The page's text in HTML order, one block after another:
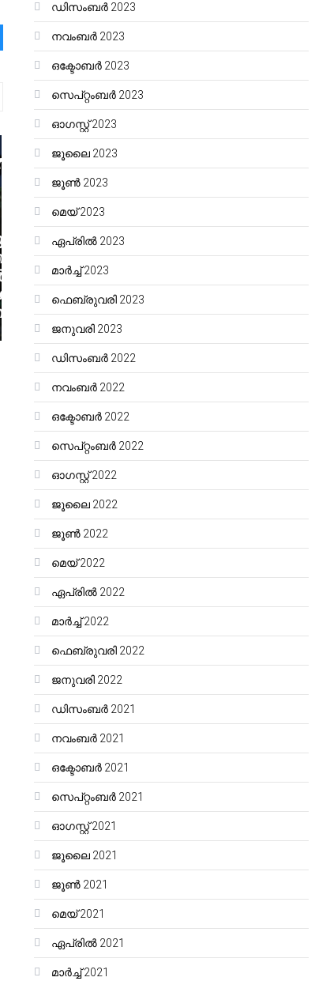
ഡിസംബർ 2023
നവംബർ 2023
ഒക്ടോബർ 2023
സെപ്റ്റംബർ 2023
ഓഗസ്റ്റ്‌ 2023
ജൂലൈ 2023
ജൂൺ 2023
മെയ്‌ 2023
ഏപ്രിൽ 2023
മാർച്ച്‌ 2023
ഫെബ്രുവരി 2023
ജനുവരി 2023
ഡിസംബർ 2022
നവംബർ 2022
ഒക്ടോബർ 2022
സെപ്റ്റംബർ 2022
ഓഗസ്റ്റ്‌ 2022
ജൂലൈ 2022
ജൂൺ 2022
മെയ്‌ 2022
ഏപ്രിൽ 2022
മാർച്ച്‌ 2022
ഫെബ്രുവരി 2022
ജനുവരി 2022
ഡിസംബർ 2021
നവംബർ 2021
ഒക്ടോബർ 2021
സെപ്റ്റംബർ 2021
ഓഗസ്റ്റ്‌ 2021
ജൂലൈ 2021
ജൂൺ 2021
മെയ്‌ 2021
ഏപ്രിൽ 2021
മാർച്ച്‌ 2021